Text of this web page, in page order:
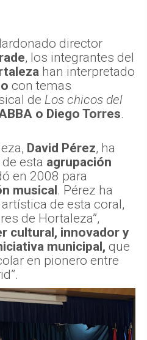
director
, los integrantes del
han interpretado
con temas
de Los chicos del
o Diego Torres.
David Pérez, ha
esta agrupación
en 2008 para
musical. Pérez ha
de esta coral,
de Hortaleza”,
cultural, innovador y
municipal, que
en pionero entre